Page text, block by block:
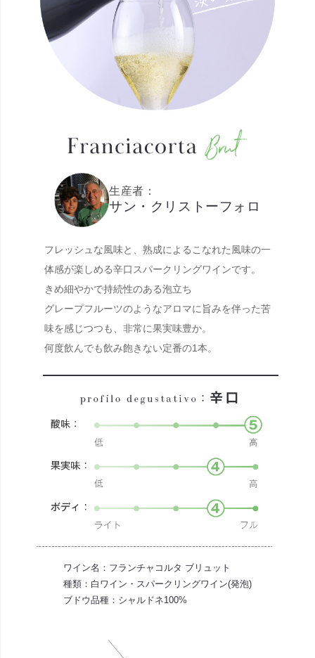
生産者：
サン・クリストーフォロ
フレッシュな風味と、熟成によるこなれた風味の一
体感が楽しめる辛口スパークリングワインです。
きめ細やかで持続性のある泡立ち
グレープフルーツのようなアロマに旨みを伴った苦
味を感じつつも、非常に果実味豊か。
何度飲んでも飲み飽きない定番の1本。
ワイン名：フランチャコルタ ブリュット
種類：白ワイン・スパークリングワイン(発泡)
ブドウ品種：シャルドネ100%